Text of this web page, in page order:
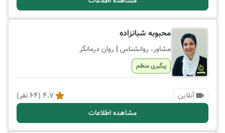
محبوبه شبانزاده
مشاور، روانشناس | روان درمانگر
پیگیری منظم
آنلاین 4.7
(
64 نفر)
مشاهده اطلاعات